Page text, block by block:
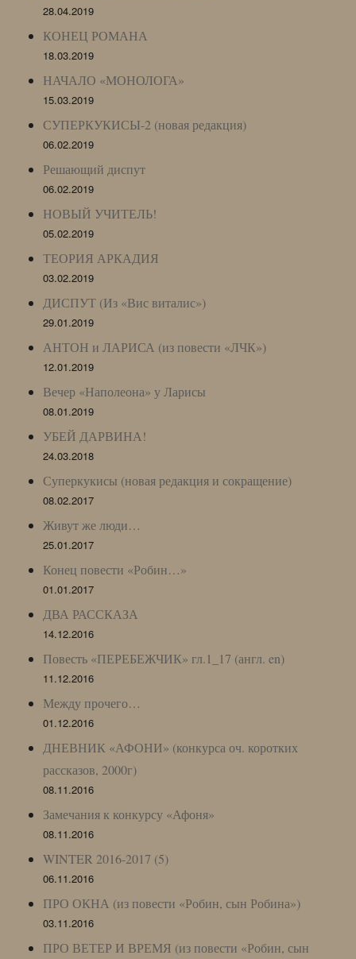
28.04.2019
КОНЕЦ РОМАНА
18.03.2019
НАЧАЛО «МОНОЛОГА»
15.03.2019
СУПЕРКУКИСЫ-2 (новая редакция)
06.02.2019
Решающий диспут
06.02.2019
НОВЫЙ УЧИТЕЛЬ!
05.02.2019
ТЕОРИЯ АРКАДИЯ
03.02.2019
ДИСПУТ (Из «Вис виталис»)
29.01.2019
АНТОН и ЛАРИСА (из повести «ЛЧК»)
12.01.2019
Вечер «Наполеона» у Ларисы
08.01.2019
УБЕЙ ДАРВИНА!
24.03.2018
Суперкукисы (новая редакция и сокращение)
08.02.2017
Живут же люди…
25.01.2017
Конец повести «Робин…»
01.01.2017
ДВА РАССКАЗА
14.12.2016
Повесть «ПЕРЕБЕЖЧИК» гл.1_17 (англ. en)
11.12.2016
Между прочего…
01.12.2016
ДНЕВНИК «АФОНИ» (конкурса оч. коротких
рассказов, 2000г)
08.11.2016
Замечания к конкурсу «Афоня»
08.11.2016
WINTER 2016-2017 (5)
06.11.2016
ПРО ОКНА (из повести «Робин, сын Робина»)
03.11.2016
ПРО ВЕТЕР И ВРЕМЯ (из повести «Робин, сын